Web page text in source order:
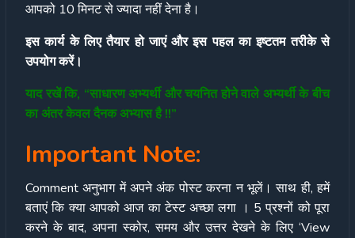
आपको 10 मिनट से ज्यादा नहीं देना है।
इस कार्य के लिए तैयार हो जाएं और इस पहल का इष्टतम तरीके से
उपयोग करें।
याद रखें कि, “साधारण अभ्यर्थी और चयनित होने वाले अभ्यर्थी के बीच
का अंतर केवल दैनक अभ्यास है !!”
Important Note:
Comment अनुभाग में अपने अंक पोस्ट करना न भूलें। साथ ही, हमें
बताएं कि क्या आपको आज का टेस्ट अच्छा लगा । 5 प्रश्नों को पूरा
करने के बाद, अपना स्कोर, समय और उत्तर देखने के लिए ‘View